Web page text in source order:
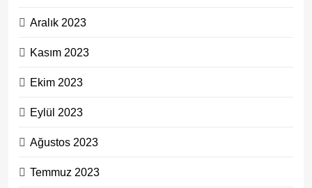
Aralık 2023
Kasım 2023
Ekim 2023
Eylül 2023
Ağustos 2023
Temmuz 2023